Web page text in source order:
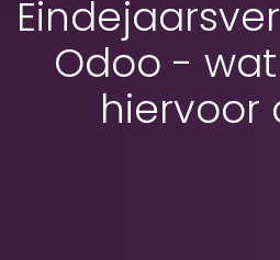
Odoo -
hiervoor